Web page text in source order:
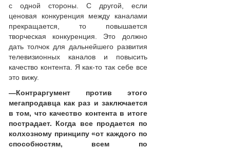
с одной стороны. С другой, если
ценовая конкуренция между каналами
прекращается, то повышается
творческая конкуренция. Это должно
дать толчок для дальнейшего развития
телевизионных каналов и повысить
качество контента. Я как-то так себе все
это вижу.
—Контраргумент против этого
мегапродавца как раз и заключается
в том, что качество контента в итоге
пострадает. Когда все продается по
колхозному принципу «от каждого по
способностям, всем по